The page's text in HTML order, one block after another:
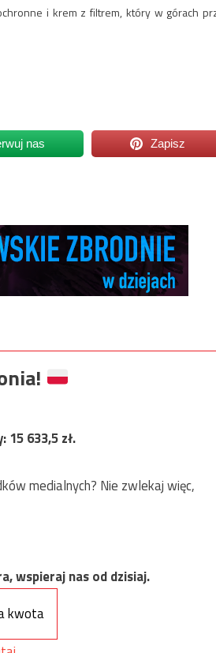
i krem z filtrem, który w górach
nas Zapisz
15 633,5zł.
medialnych? Nie zwlekaj więc,
wspieraj nas od dzisiaj.
kwota